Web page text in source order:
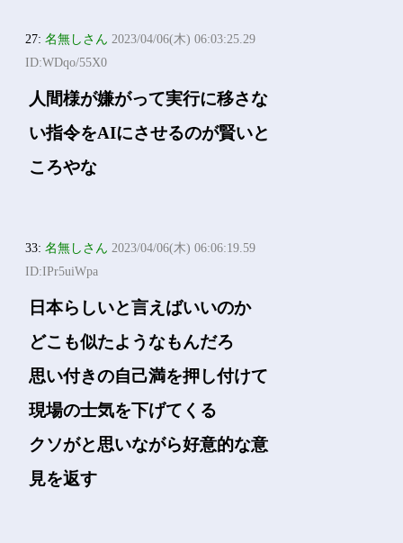
27:名無しさん 2023/04/06(木) 06:03:25.29
ID:WDqo/55X0
人間様が嫌がって実行に移さな
い指令をAIにさせるのが賢いと
ころやな
33:名無しさん 2023/04/06(木) 06:06:19.59
ID:IPr5uiWpa
日本らしいと言えばいいのか
どこも似たようなもんだろ
思い付きの自己満を押し付けて
現場の士気を下げてくる
クソがと思いながら好意的な意
見を返す